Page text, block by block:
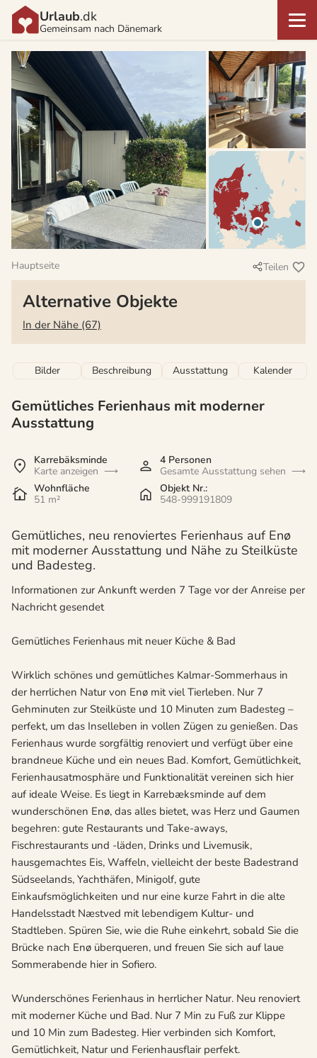
Urlaub.dk
Gemeinsam nach Dänemark
Hauptseite Teilen
Alternative Objekte
In der Nähe (67)
Bilder Beschreibung Ausstattung Kalender
Gemütliches Ferienhaus mit moderner
Ausstattung
Karrebäksminde
Karte anzeigen
4 Personen
Gesamte Ausstattung sehen
Wohnfläche
51 m²
Objekt Nr.:
548-999191809
Gemütliches, neu renoviertes Ferienhaus auf Enø
mit moderner Ausstattung und Nähe zu Steilküste
und Badesteg.
Informationen zur Ankunft werden 7 Tage vor der Anreise per
Nachricht gesendet
Gemütliches Ferienhaus mit neuer Küche & Bad
Wirklich schönes und gemütliches Kalmar-Sommerhaus in
der herrlichen Natur von Enø mit viel Tierleben. Nur 7
Gehminuten zur Steilküste und 10 Minuten zum Badesteg –
perfekt, um das Inselleben in vollen Zügen zu genießen. Das
Ferienhaus wurde sorgfältig renoviert und verfügt über eine
brandneue Küche und ein neues Bad. Komfort, Gemütlichkeit,
Ferienhausatmosphäre und Funktionalität vereinen sich hier
auf ideale Weise. Es liegt in Karrebæksminde auf dem
wunderschönen Enø, das alles bietet, was Herz und Gaumen
begehren: gute Restaurants und Take-aways,
Fischrestaurants und -läden, Drinks und Livemusik,
hausgemachtes Eis, Waffeln, vielleicht der beste Badestrand
Südseelands, Yachthäfen, Minigolf, gute
Einkaufsmöglichkeiten und nur eine kurze Fahrt in die alte
Handelsstadt Næstved mit lebendigem Kultur- und
Stadtleben. Spüren Sie, wie die Ruhe einkehrt, sobald Sie die
Brücke nach Enø überqueren, und freuen Sie sich auf laue
Sommerabende hier in Sofiero.
Wunderschönes Ferienhaus in herrlicher Natur. Neu renoviert
mit moderner Küche und Bad. Nur 7 Min zu Fuß zur Klippe
und 10 Min zum Badesteg. Hier verbinden sich Komfort,
Gemütlichkeit, Natur und Ferienhausflair perfekt.